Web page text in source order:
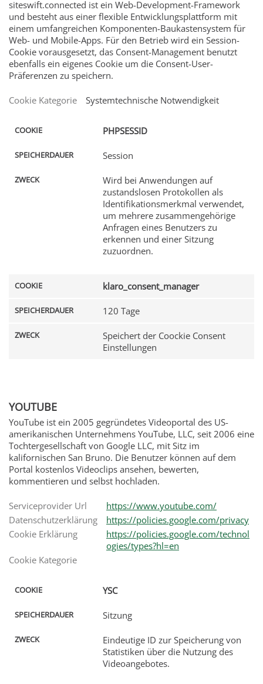
siteswift.connected ist ein Web-Development-Framework
und besteht aus einer flexible Entwicklungsplattform mit
einem umfangreichen Komponenten-Baukastensystem für
Web- und Mobile-Apps. Für den Betrieb wird ein Session-
Cookie vorausgesetzt, das Consent-Management benutzt
ebenfalls ein eigenes Cookie um die Consent-User-
Präferenzen zu speichern.
Cookie Kategorie Systemtechnische Notwendigkeit
PHPSESSID
Session
Wird bei Anwendungen auf
zustandslosen Protokollen als
Identifikationsmerkmal verwendet,
um mehrere zusammengehörige
Anfragen eines Benutzers zu
erkennen und einer Sitzung
zuzuordnen.
klaro_consent_manager
120 Tage
Speichert der Coockie Consent
Einstellungen
YOUTUBE
YouTube ist ein 2005 gegründetes Videoportal des US-
amerikanischen Unternehmens YouTube, LLC, seit 2006 eine
Tochtergesellschaft von Google LLC, mit Sitz im
kalifornischen San Bruno. Die Benutzer können auf dem
Portal kostenlos Videoclips ansehen, bewerten,
kommentieren und selbst hochladen.
Serviceprovider Url
https://www.youtube.com/
Datenschutzerklärung
https://policies.google.com/privacy
Cookie Erklärung
https://policies.google.com/technol
ogies/types?hl=en
Cookie Kategorie
YSC
Sitzung
Eindeutige ID zur Speicherung von
Statistiken über die Nutzung des
Videoangebotes.